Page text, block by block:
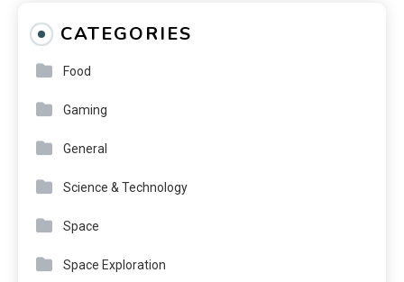
CATEGORIES
Food
Gaming
General
Science & Technology
Space
Space Exploration